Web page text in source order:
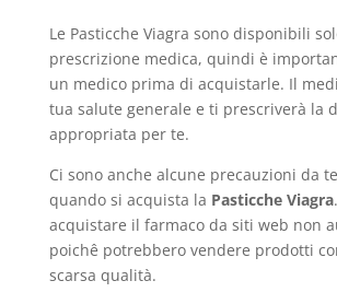
Le Pasticche Viagra sono disponibili
prescrizione medica, quindi è
un medico prima di acquistarle. Il
tua salute generale e ti prescriverà la
appropriata per te.
Ci sono anche alcune precauzioni da
quando si acquista la Pasticche Viagra
acquistare il farmaco da siti web non
poichê potrebbero vendere prodotti
scarsa qualità.